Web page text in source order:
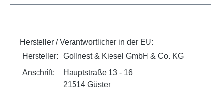
Hersteller / Verantwortlicher in der EU:
Hersteller:
Gollnest & Kiesel GmbH & Co. KG
Anschrift:
Hauptstraße 13 - 16
21514 Güster